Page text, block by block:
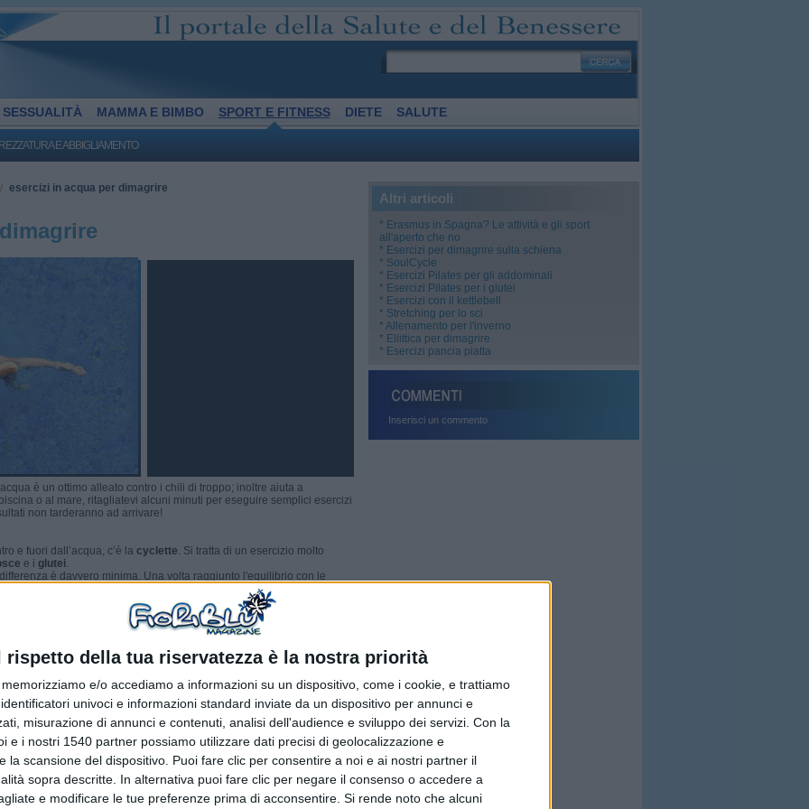
rispetto della tua riservatezza è la nostra priorità
memorizziamo e/o accediamo a informazioni su un dispositivo, come i cookie, e trattiamo
univoci e informazioni standard inviate da un dispositivo per annunci e
misurazione di annunci e contenuti, analisi dell'audience e sviluppo dei servizi. Con la
e i nostri 1540 partner possiamo utilizzare dati precisi di geolocalizzazione e
la scansione del dispositivo. Puoi fare clic per consentire a noi e ai nostri partner il
sopra descritte. In alternativa puoi fare clic per negare il consenso o accedere a
e modificare le tue preferenze prima di acconsentire. Si rende noto che alcuni
SESSUALITÀ MAMMA E BIMBO SPORT E FITNESS DIETE SALUTE
E ABBIGLIAMENTO
/ esercizi in acqua per dimagrire
è un ottimo alleato contro i chili di troppo; inoltre aiuta a
o al mare, ritagliatevi alcuni minuti per eseguire semplici esercizi
non tarderanno ad arrivare!
e fuori dall’acqua, c’è la cyclette. Si tratta di un esercizio molto
e i glutei.
è davvero minima. Una volta raggiunto l'equilibrio con le
ripetere il movimento in modo continuativo. Allenandosi almeno 2
scolpire il corpo in poche settimane.
la punta delle dita, quindi galleggiate mantenendo l’equilibrio con le
i gomiti sulla superficie dell'acqua.
quella destra e portatela in avanti come per scalciare. Mentre
il ginocchio sinistro alternando le due gambe.
15 minuti, cercando di aumentare la velocità con il passare del
la perdita di tonicità, può provare questo esercizio. L’acqua è
perché ci spinge a usarle maggiormente rispetto alla vita
la quale rende ogni movimento più complesso e, in un certo
bisogna avere una grande costanza, quindi allenarsi 2-3 volte a
Altri articoli
* Erasmus in Spagna? Le attività e gli sport
all'aperto che no
* Esercizi per dimagrire sulla schiena
* SoulCycle
* Esercizi Pilates per gli addominali
* Esercizi Pilates per i glutei
* Esercizi con il kettlebell
* Stretching per lo sci
* Allenamento per l'inverno
* Ellittica per dimagrire
* Esercizi pancia piatta
Inserisci un commento